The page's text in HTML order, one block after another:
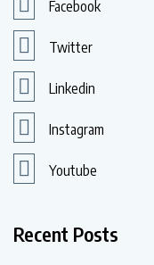
Facebook
Twitter
Linkedin
Instagram
Youtube
Recent Posts